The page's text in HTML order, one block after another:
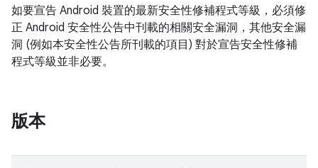
如要宣告 Android 裝置的最新安全性修補程式等級，必須修
正 Android 安全性公告中刊載的相關安全漏洞，其他安全漏
洞 (例如本安全性公告所刊載的項目) 對於宣告安全性修補
程式等級並非必要。
版本